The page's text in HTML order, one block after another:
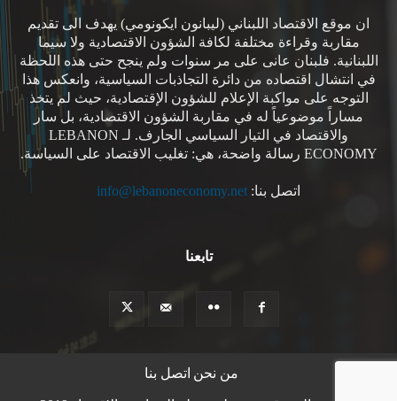
ان موقع الاقتصاد اللبناني (ليبانون ايكونومي) يهدف الى تقديم
مقاربة وقراءة مختلفة لكافة الشؤون الاقتصادية ولا سيما
اللبنانية. فلبنان عانى على مر سنوات ولم ينجح حتى هذه اللحظة
في انتشال اقتصاده من دائرة التجاذبات السياسية، وانعكس هذا
التوجه على مواكبة الإعلام للشؤون الإقتصادية، حيث لم يتخذ
مساراً موضوعياً له في مقاربة الشؤون الاقتصادية، بل سار
والاقتصاد في التيار السياسي الجارف. لـ LEBANON
ECONOMY رسالة واضحة، هي: تغليب الاقتصاد على السياسة.
اتصل بنا: info@lebanoneconomy.net
تابعنا
من نحن اتصل بنا